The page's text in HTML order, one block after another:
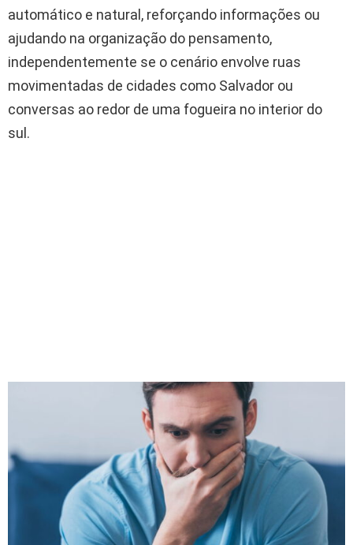
automático e natural, reforçando informações ou
ajudando na organização do pensamento,
independentemente se o cenário envolve ruas
movimentadas de cidades como Salvador ou
conversas ao redor de uma fogueira no interior do
sul.